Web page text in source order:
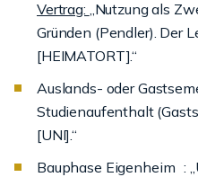
Vertrag: „Nutzung als
Gründen (Pendler). Der
[HEIMATORT].“
Auslands- oder
Studienaufenthalt
[UNI].“
Bauphase Eigenheim :